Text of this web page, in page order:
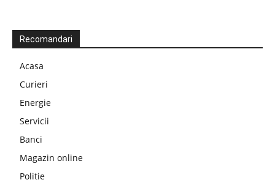
Recomandari
Acasa
Curieri
Energie
Servicii
Banci
Magazin online
Politie